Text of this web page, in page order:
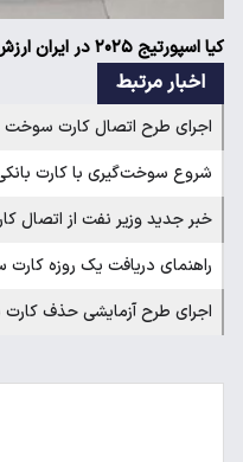
کیا اسپورتیج ۲۰۲۵ در ایران ارزش خرید دارد؟
اخبار مرتبط
اجرای طرح اتصال کارت سوخت
شروع سوخت‌گیری با کارت
خبر جدید وزیر نفت از اتصال
راهنمای دریافت یک روزه
اجرای طرح آزمایشی حذف